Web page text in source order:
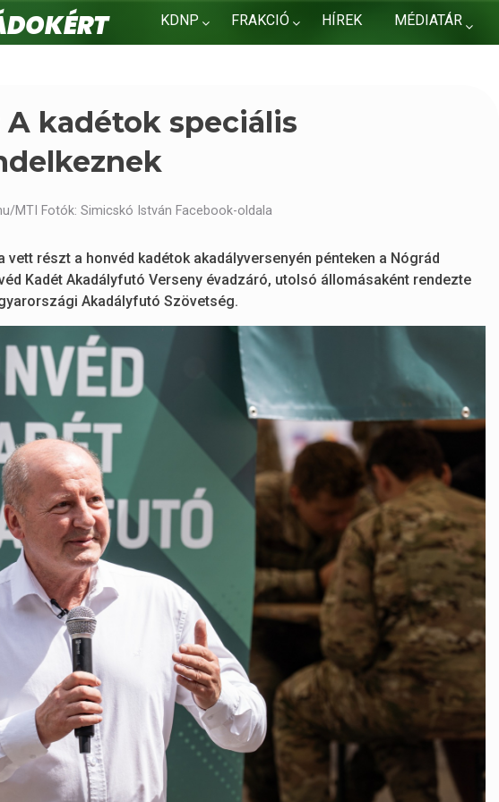
KDNP FRAKCIÓ HÍREK MÉDIATÁR
A kadétok speciális
MTI Fotók: Simicskó István Facebook-oldala
részt a honvéd kadétok akadályversenyén pénteken a Nógrád
Kadét Akadályfutó Verseny évadzáró, utolsó állomásaként rendezte
Akadályfutó Szövetség.